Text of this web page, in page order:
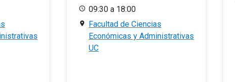
09:30 a 18:00
Facultad de Ciencias
Económicas y Administrativas
UC